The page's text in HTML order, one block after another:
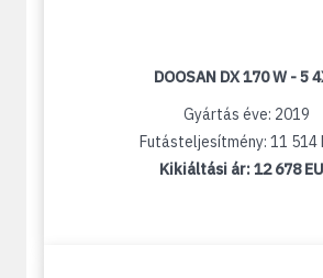
DOOSAN DX 170 W - 5
Gyártás éve: 2019
Futásteljesítmény: 11 514
Kikiáltási ár:12 678